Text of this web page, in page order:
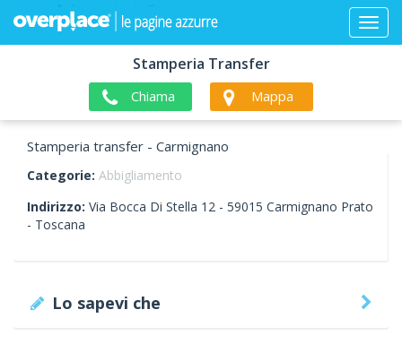
Stamperia Transfer
Chiama Mappa
Stamperia transfer - Carmignano
Categorie: Abbigliamento
Indirizzo: Via Bocca Di Stella 12 - 59015 Carmignano Prato
- Toscana
Lo sapevi che